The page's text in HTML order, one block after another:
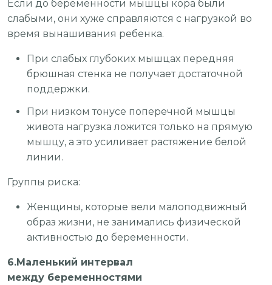
Если до беременности мышцы кора были
слабыми, они хуже справляются с нагрузкой во
время вынашивания ребенка.
При слабых глубоких мышцах передняя
брюшная стенка не получает достаточной
поддержки.
При низком тонусе поперечной мышцы
живота нагрузка ложится только на прямую
мышцу, а это усиливает растяжение белой
линии.
Группы риска:
Женщины, которые вели малоподвижный
образ жизни, не занимались физической
активностью до беременности.
6.Маленький интервал
между беременностями